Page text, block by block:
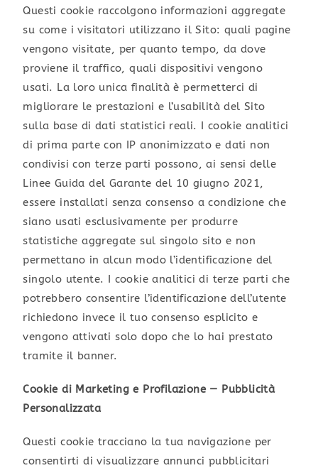
Questi cookie raccolgono informazioni aggregate
su come i visitatori utilizzano il Sito: quali pagine
vengono visitate, per quanto tempo, da dove
proviene il traffico, quali dispositivi vengono
usati. La loro unica finalità è permetterci di
migliorare le prestazioni e l’usabilità del Sito
sulla base di dati statistici reali. I cookie analitici
di prima parte con IP anonimizzato e dati non
condivisi con terze parti possono, ai sensi delle
Linee Guida del Garante del 10 giugno 2021,
essere installati senza consenso a condizione che
siano usati esclusivamente per produrre
statistiche aggregate sul singolo sito e non
permettano in alcun modo l’identificazione del
singolo utente. I cookie analitici di terze parti che
potrebbero consentire l’identificazione dell’utente
richiedono invece il tuo consenso esplicito e
vengono attivati solo dopo che lo hai prestato
tramite il banner.
Cookie di Marketing e Profilazione — Pubblicità
Personalizzata
Questi cookie tracciano la tua navigazione per
consentirti di visualizzare annunci pubblicitari